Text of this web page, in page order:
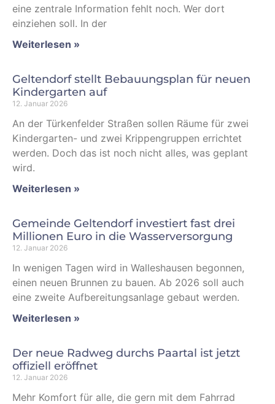
eine zentrale Information fehlt noch. Wer dort
einziehen soll. In der
Weiterlesen »
Geltendorf stellt Bebauungsplan für neuen
Kindergarten auf
12. Januar 2026
An der Türkenfelder Straßen sollen Räume für zwei
Kindergarten- und zwei Krippengruppen errichtet
werden. Doch das ist noch nicht alles, was geplant
wird.
Weiterlesen »
Gemeinde Geltendorf investiert fast drei
Millionen Euro in die Wasserversorgung
12. Januar 2026
In wenigen Tagen wird in Walleshausen begonnen,
einen neuen Brunnen zu bauen. Ab 2026 soll auch
eine zweite Aufbereitungsanlage gebaut werden.
Weiterlesen »
Der neue Radweg durchs Paartal ist jetzt
offiziell eröffnet
12. Januar 2026
Mehr Komfort für alle, die gern mit dem Fahrrad